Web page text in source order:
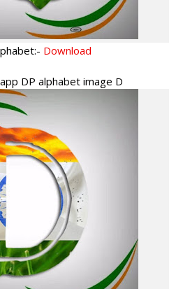
Download
DP alphabet image D